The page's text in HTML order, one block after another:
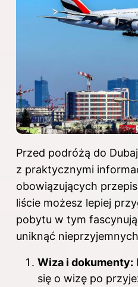
Przed podróżą do
z praktycznymi
obowiązujących
liście możesz lepiej
pobytu w tym
uniknąć
Wiza i dokumenty:
się o wizę po